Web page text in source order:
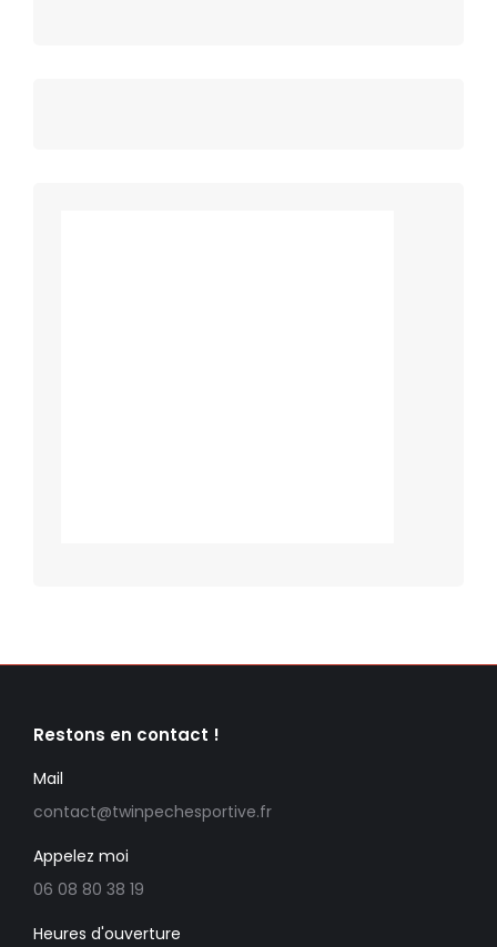
Restons en contact !
Mail
contact@twinpechesportive.fr
Appelez moi
06 08 80 38 19
Heures d'ouverture